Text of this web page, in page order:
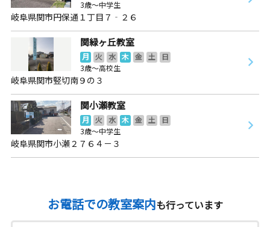
3歳～中学生
岐阜県関市円保通１丁目７‐２６
関緑ヶ丘教室
月 火 水 木 金 土
日
3歳～高校生
岐阜県関市竪切南９の３
関小瀬教室
月 火 水 木 金 土
日
3歳～中学生
岐阜県関市小瀬２７６４－３
お電話での教室案内も行っています